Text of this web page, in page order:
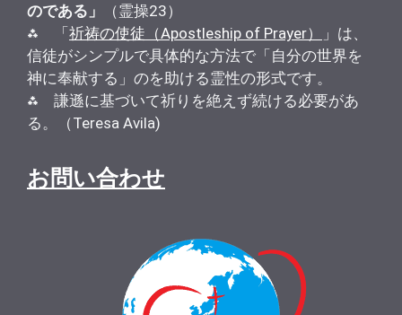
のである」
（霊操23）
⁂ 「祈祷の使徒（Apostleship of Prayer）
」は、
信徒がシンプルで具体的な方法で「自分の世界を
神に奉献する」のを助ける霊性の形式です。
⁂ 謙遜に基づいて祈りを絶えず続ける必要があ
る。（Teresa Avila)
お問い合わせ